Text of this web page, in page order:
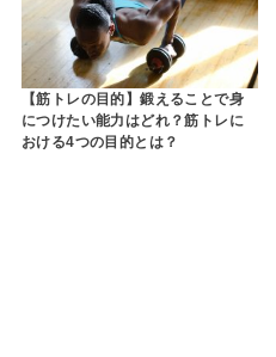
【筋トレの目的】鍛えることで身
につけたい能力はどれ？筋トレに
おける4つの目的とは？